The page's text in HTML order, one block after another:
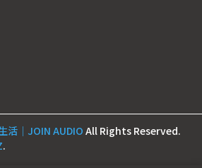
活｜JOIN AUDIO All Rights Reserved.
.